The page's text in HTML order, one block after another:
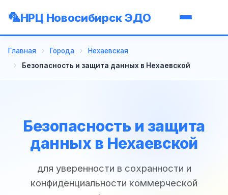
НРЦ Новосибирск ЭДО
Главная Города
Нехаевская
Безопасность и защита данных в Нехаевской
Безопасность и защита
данных в Нехаевской
для уверенности в сохранности и
конфиденциальности коммерческой